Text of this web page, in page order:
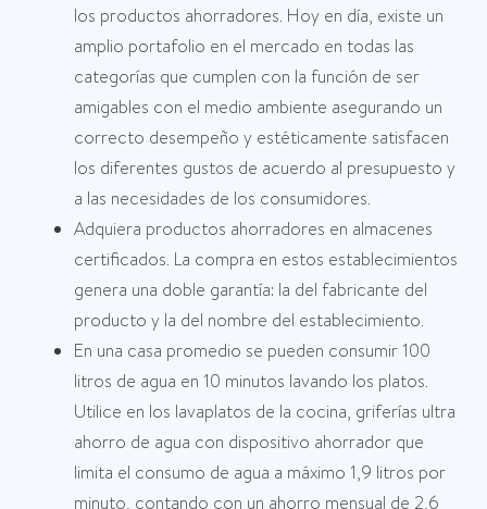
los productos ahorradores. Hoy en día, existe un
amplio portafolio en el mercado en todas las
categorías que cumplen con la función de ser
amigables con el medio ambiente asegurando un
correcto desempeño y estéticamente satisfacen
los diferentes gustos de acuerdo al presupuesto y
a las necesidades de los consumidores.
Adquiera productos ahorradores en almacenes
certificados. La compra en estos establecimientos
genera una doble garantía: la del fabricante del
producto y la del nombre del establecimiento.
En una casa promedio se pueden consumir 100
litros de agua en 10 minutos lavando los platos.
Utilice en los lavaplatos de la cocina, griferías ultra
ahorro de agua con dispositivo ahorrador que
limita el consumo de agua a máximo 1,9 litros por
minuto, contando con un ahorro mensual de 2,6